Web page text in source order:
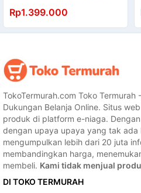
Otomatis Anjing Kucing
Rp1.399.000
TokoTermurah.com Toko
Dukungan Belanja Online. Situs
produk di platform e-niaga.
dengan upaya upaya yang tak ada
mengumpulkan lebih dari 20 juta
membandingkan harga,
membeli. Kami tidak menjual
DI TOKO TERMURAH